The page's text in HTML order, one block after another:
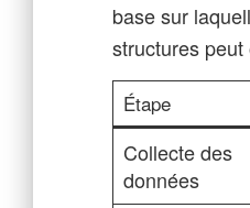
base sur
structures peut
Étape
Collecte des
données